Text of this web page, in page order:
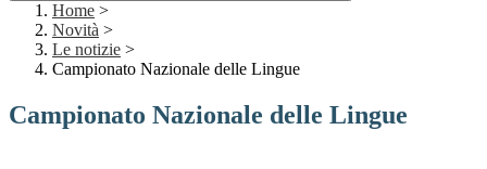
Home >
Novità >
Le notizie >
Campionato Nazionale delle Lingue
Campionato Nazionale delle Lingue